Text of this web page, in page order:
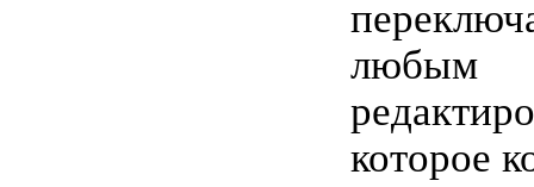
любым
которое